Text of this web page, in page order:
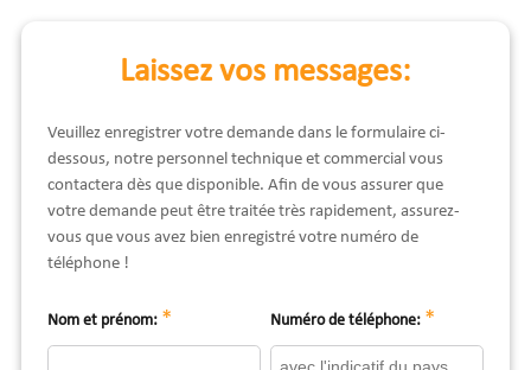
Laissez vos messages:
Veuillez enregistrer votre demande dans le formulaire ci-
dessous, notre personnel technique et commercial vous
contactera dès que disponible. Afin de vous assurer que
votre demande peut être traitée très rapidement, assurez-
vous que vous avez bien enregistré votre numéro de
téléphone !
Nom et prénom: * Numéro de téléphone: *